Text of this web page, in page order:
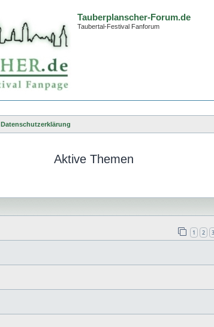
Tauberplanscher-Forum.de
Taubertal-Festival Fanforum
Datenschutzerklärung
Aktive Themen
1 2 3